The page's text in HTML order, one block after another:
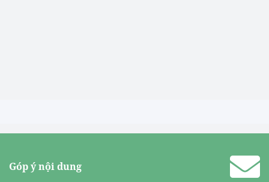
Góp ý nội dung